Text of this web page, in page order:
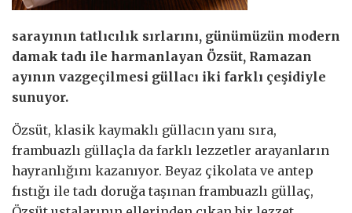
sarayının tatlıcılık sırlarını, günümüzün modern
damak tadı ile harmanlayan Özsüt, Ramazan
ayının vazgeçilmesi güllacı iki farklı çeşidiyle
sunuyor.
Özsüt, klasik kaymaklı güllacın yanı sıra,
frambuazlı güllaçla da farklı lezzetler arayanların
hayranlığını kazanıyor. Beyaz çikolata ve antep
fıstığı ile tadı doruğa taşınan frambuazlı güllaç,